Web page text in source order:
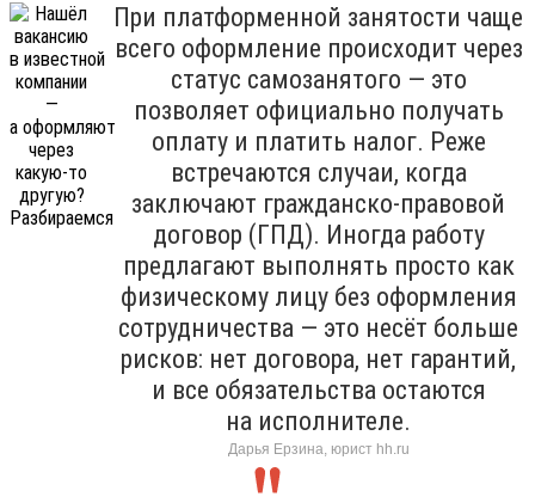
При платформенной занятости чаще
всего оформление происходит через
статус самозанятого — это
позволяет официально получать
оплату и платить налог. Реже
встречаются случаи, когда
заключают гражданско-правовой
договор (ГПД). Иногда работу
предлагают выполнять просто как
физическому лицу без оформления
сотрудничества — это несёт больше
рисков: нет договора, нет гарантий,
и все обязательства остаются
на исполнителе.
Дарья Ерзина, юрист hh.ru